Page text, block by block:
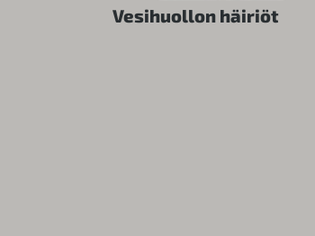
Vesihuollon häiriöt